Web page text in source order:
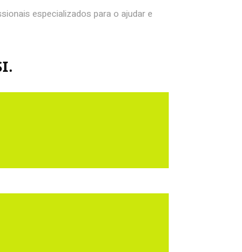
especializados para o ajudar e